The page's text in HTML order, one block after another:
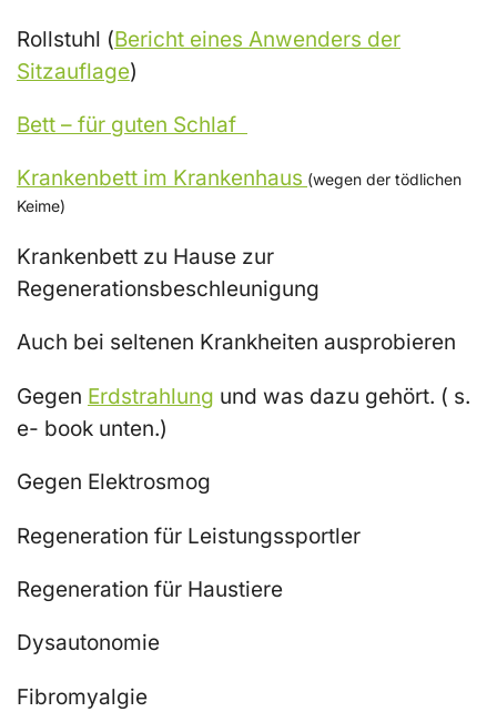
Rollstuhl (Bericht eines Anwenders der
Sitzauflage)
Bett – für guten Schlaf
Krankenbett im Krankenhaus (wegen der tödlichen
Keime)
Krankenbett zu Hause zur
Regenerationsbeschleunigung
Auch bei seltenen Krankheiten ausprobieren
Gegen Erdstrahlung und was dazu gehört. ( s.
e- book unten.)
Gegen Elektrosmog
Regeneration für Leistungssportler
Regeneration für Haustiere
Dysautonomie
Fibromyalgie